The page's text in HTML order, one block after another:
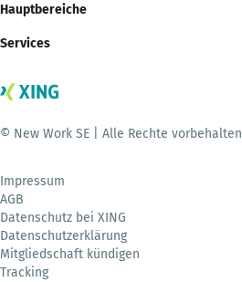
Hauptbereiche
Services
© New Work SE | Alle Rechte vorbehalten
Impressum
AGB
Datenschutz bei XING
Datenschutzerklärung
Mitgliedschaft kündigen
Tracking